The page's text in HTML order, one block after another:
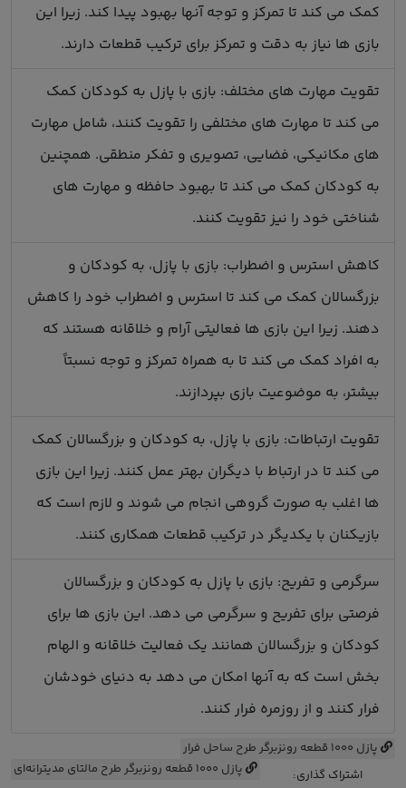
کمک می کند تا تمرکز و توجه آنها بهبود پیدا کند. زیرا این
بازی ها نیاز به دقت و تمرکز برای ترکیب قطعات دارند.
تقویت مهارت های مختلف: بازی با پازل به کودکان کمک
می کند تا مهارت های مختلفی را تقویت کنند، شامل مهارت
های مکانیکی، فضایی، تصویری و تفکر منطقی. همچنین
به کودکان کمک می کند تا بهبود حافظه و مهارت های
شناختی خود را نیز تقویت کنند.
کاهش استرس و اضطراب: بازی با پازل، به کودکان و
بزرگسالان کمک می کند تا استرس و اضطراب خود را کاهش
دهند. زیرا این بازی ها فعالیتی آرام و خلاقانه هستند که
به افراد کمک می کند تا به همراه تمرکز و توجه نسبتاً
بیشتر، به موضوعیت بازی بپردازند.
تقویت ارتباطات: بازی با پازل، به کودکان و بزرگسالان کمک
می کند تا در ارتباط با دیگران بهتر عمل کنند. زیرا این بازی
ها اغلب به صورت گروهی انجام می شوند و لازم است که
بازیکنان با یکدیگر در ترکیب قطعات همکاری کنند.
سرگرمی و تفریح: بازی با پازل به کودکان و بزرگسالان
فرصتی برای تفریح و سرگرمی می دهد. این بازی ها برای
کودکان و بزرگسالان همانند یک فعالیت خلاقانه و الهام
بخش است که به آنها امکان می دهد به دنیای خودشان
فرار کنند و از روزمره فرار کنند.
پازل 1000 قطعه رونزبرگر طرح ساحل فرار
پازل 1000 قطعه رونزبرگر طرح مالتای مدیترانه‌ای
اشتراک گذاری: